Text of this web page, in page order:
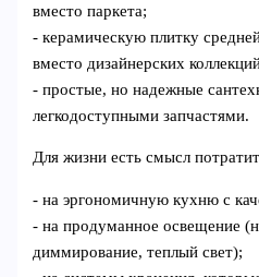
вместо паркета;
- керамическую плитку
вместо дизайнерских
- простые, но надежные
легкодоступными запчастями.
Для жизни есть смысл
- на эргономичную кухню с
- на продуманное освещение
диммирование, теплый свет);